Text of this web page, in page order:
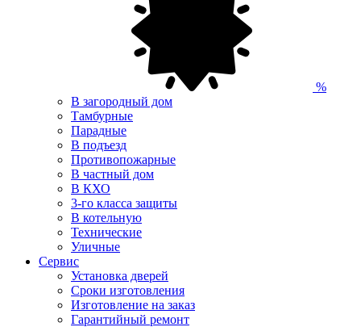
%
В загородный дом
Тамбурные
Парадные
В подъезд
Противопожарные
В частный дом
В КХО
3-го класса защиты
В котельную
Технические
Уличные
Сервис
Установка дверей
Сроки изготовления
Изготовление на заказ
Гарантийный ремонт